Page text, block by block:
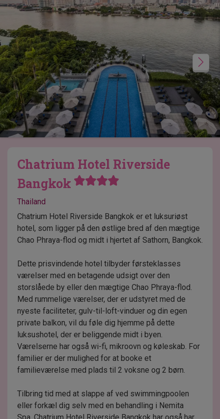
Chatrium Hotel Riverside
Bangkok
Thailand
Chatrium Hotel Riverside Bangkok er et luksuriøst
hotel, som ligger på den østlige bred af den mægtige
Chao Phraya-flod og midt i hjertet af Sathorn, Bangkok.
Dette prisvindende hotel tilbyder førsteklasses
værelser med en betagende udsigt over den
storslåede by eller den mægtige Chao Phraya-flod.
Med rummelige værelser, der er udstyret med de
nyeste faciliteter, gulv-til-loft-vinduer og din egen
private balkon, vil du føle dig hjemme på dette
luksushotel, der er beliggende midt i byen.
Værelserne har også wi-fi, mikroovn og køleskab. For
familier er der mulighed for at booke et
familieværelse med plads til 2 voksne og 2 børn.
Tilbring tid med at slappe af ved swimmingpoolen
eller forkæl dig selv med en behandling i Nemita
Spa. Chatrium Hotel Riverside Bangkok har også har